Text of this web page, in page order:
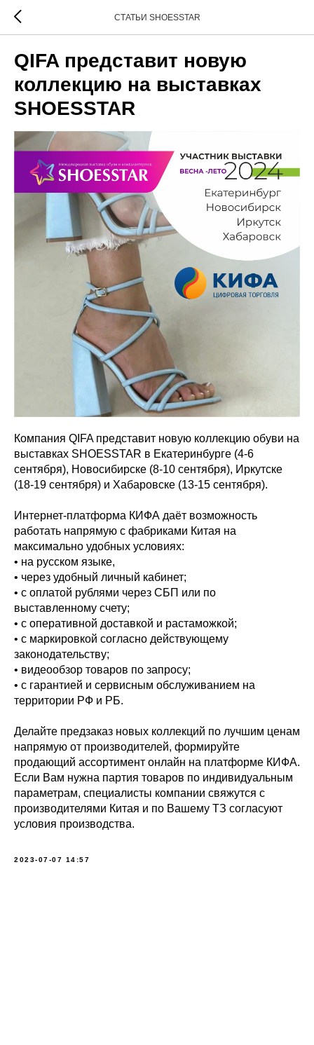
СТАТЬИ SHOESSTAR
QIFA представит новую
коллекцию на выставках
SHOESSTAR
Компания QIFA представит новую коллекцию обуви на
выставках SHOESSTAR в Екатеринбурге (4-6
сентября), Новосибирске (8-10 сентября), Иркутске
(18-19 сентября) и Хабаровске (13-15 сентября).
Интернет-платформа КИФА даёт возможность
работать напрямую с фабриками Китая на
максимально удобных условиях:
• на русском языке,
• через удобный личный кабинет;
• с оплатой рублями через СБП или по
выставленному счету;
• с оперативной доставкой и растаможкой;
• с маркировкой согласно действующему
законодательству;
• видеообзор товаров по запросу;
• с гарантией и сервисным обслуживанием на
территории РФ и РБ.
Делайте предзаказ новых коллекций по лучшим ценам
напрямую от производителей, формируйте
продающий ассортимент онлайн на платформе КИФА.
Если Вам нужна партия товаров по индивидуальным
параметрам, специалисты компании свяжутся с
производителями Китая и по Вашему ТЗ согласуют
условия производства.
2023-07-07 14:57